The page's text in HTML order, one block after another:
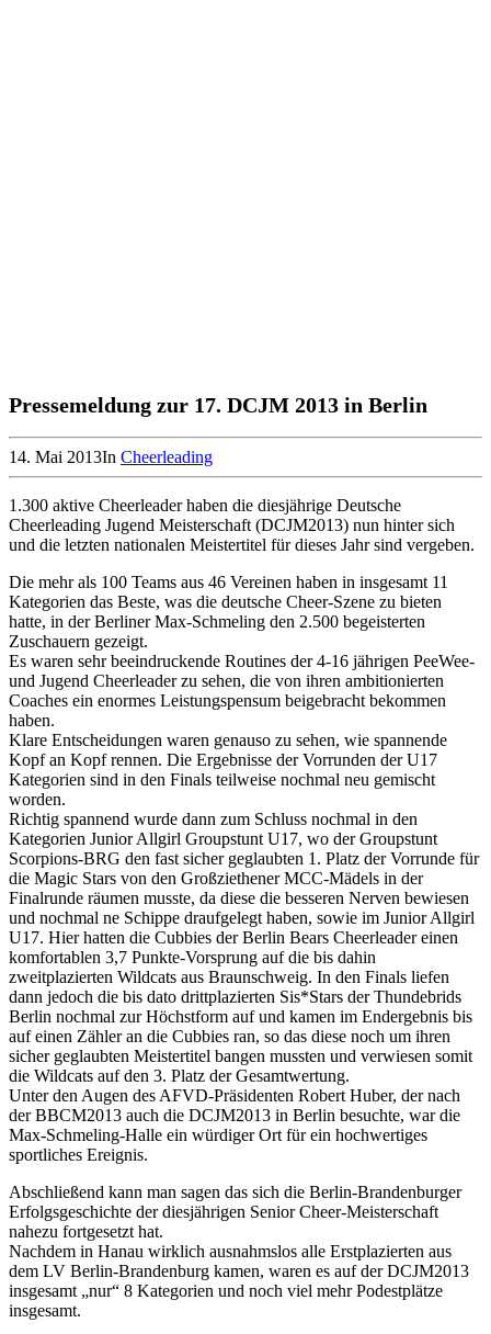
Pressemeldung zur 17. DCJM 2013 in Berlin
14. Mai 2013In Cheerleading
1.300 aktive Cheerleader haben die diesjährige Deutsche
Cheerleading Jugend Meisterschaft (DCJM2013) nun hinter sich
und die letzten nationalen Meistertitel für dieses Jahr sind vergeben.
Die mehr als 100 Teams aus 46 Vereinen haben in insgesamt 11
Kategorien das Beste, was die deutsche Cheer-Szene zu bieten
hatte, in der Berliner Max-Schmeling den 2.500 begeisterten
Zuschauern gezeigt.
Es waren sehr beeindruckende Routines der 4-16 jährigen PeeWee-
und Jugend Cheerleader zu sehen, die von ihren ambitionierten
Coaches ein enormes Leistungspensum beigebracht bekommen
haben.
Klare Entscheidungen waren genauso zu sehen, wie spannende
Kopf an Kopf rennen. Die Ergebnisse der Vorrunden der U17
Kategorien sind in den Finals teilweise nochmal neu gemischt
worden.
Richtig spannend wurde dann zum Schluss nochmal in den
Kategorien Junior Allgirl Groupstunt U17, wo der Groupstunt
Scorpions-BRG den fast sicher geglaubten 1. Platz der Vorrunde für
die Magic Stars von den Großziethener MCC-Mädels in der
Finalrunde räumen musste, da diese die besseren Nerven bewiesen
und nochmal ne Schippe draufgelegt haben, sowie im Junior Allgirl
U17. Hier hatten die Cubbies der Berlin Bears Cheerleader einen
komfortablen 3,7 Punkte-Vorsprung auf die bis dahin
zweitplazierten Wildcats aus Braunschweig. In den Finals liefen
dann jedoch die bis dato drittplazierten Sis*Stars der Thundebrids
Berlin nochmal zur Höchstform auf und kamen im Endergebnis bis
auf einen Zähler an die Cubbies ran, so das diese noch um ihren
sicher geglaubten Meistertitel bangen mussten und verwiesen somit
die Wildcats auf den 3. Platz der Gesamtwertung.
Unter den Augen des AFVD-Präsidenten Robert Huber, der nach
der BBCM2013 auch die DCJM2013 in Berlin besuchte, war die
Max-Schmeling-Halle ein würdiger Ort für ein hochwertiges
sportliches Ereignis.
Abschließend kann man sagen das sich die Berlin-Brandenburger
Erfolgsgeschichte der diesjährigen Senior Cheer-Meisterschaft
nahezu fortgesetzt hat.
Nachdem in Hanau wirklich ausnahmslos alle Erstplazierten aus
dem LV Berlin-Brandenburg kamen, waren es auf der DCJM2013
insgesamt „nur“ 8 Kategorien und noch viel mehr Podestplätze
insgesamt.